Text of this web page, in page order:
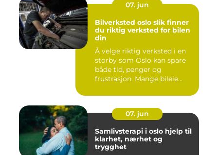
07. jun
Bilverksted oslo slik finner
du riktig verksted for bilen
din
Å velge riktig verksted i en
storby som Oslo kan spare
både tid, penger og
frustrasjon. Mange bileie...
07. jun
Samlivsterapi i oslo hjelp til
klarhet, nærhet og
trygghet